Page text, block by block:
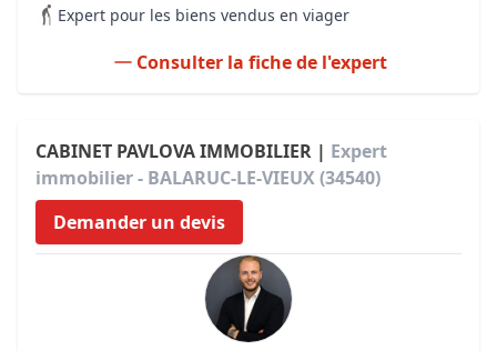
Expert pour les biens vendus en viager
Consulter la fiche de l'expert
CABINET PAVLOVA IMMOBILIER | Expert
immobilier - BALARUC-LE-VIEUX (34540)
Demander un devis